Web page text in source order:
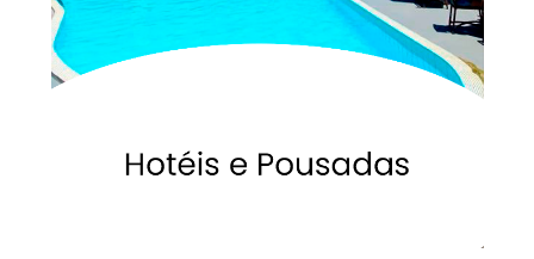
Hotéis e Pousadas
Simples ou sofisticada, na vila ou na praia ou em plena natureza,